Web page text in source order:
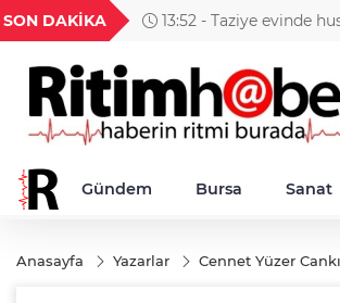
SON DAKİKA 13:52 - Taziye evinde
18,2677
TND
16,3788
BGN
Gündem Bursa Sanat
Anasayfa Yazarlar Cennet Yüzer